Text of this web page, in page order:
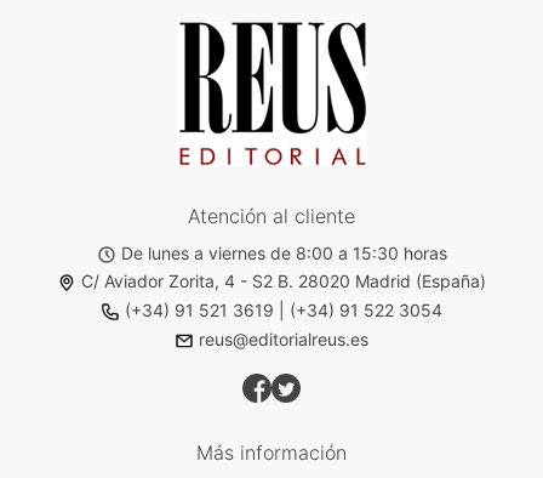
Atención al cliente
De lunes a viernes de 8:00 a 15:30 horas
C/ Aviador Zorita, 4 - S2 B. 28020 Madrid (España)
(+34) 91 521 3619
(+34) 91 522 3054
reus@editorialreus.es
Más información